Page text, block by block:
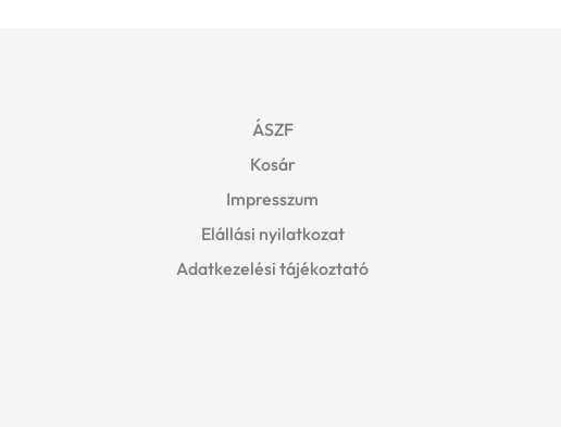
ÁSZF
Kosár
Impresszum
Elállási nyilatkozat
Adatkezelési tájékoztató